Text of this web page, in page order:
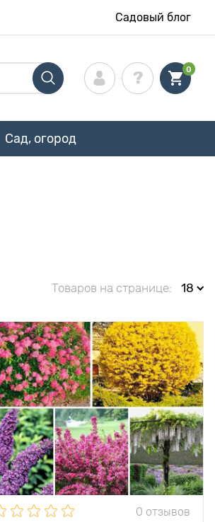
Садовый блог
0
Сад, огород
Товаров на странице: 18
0 отзывов
Особенности
все хиты в одной
коллекции!
Высота растения 100 - 400 см
Растояние между
растениями
150 - 200 см
Местоположение солнце, полутень
Морозостойкость минус 29°С